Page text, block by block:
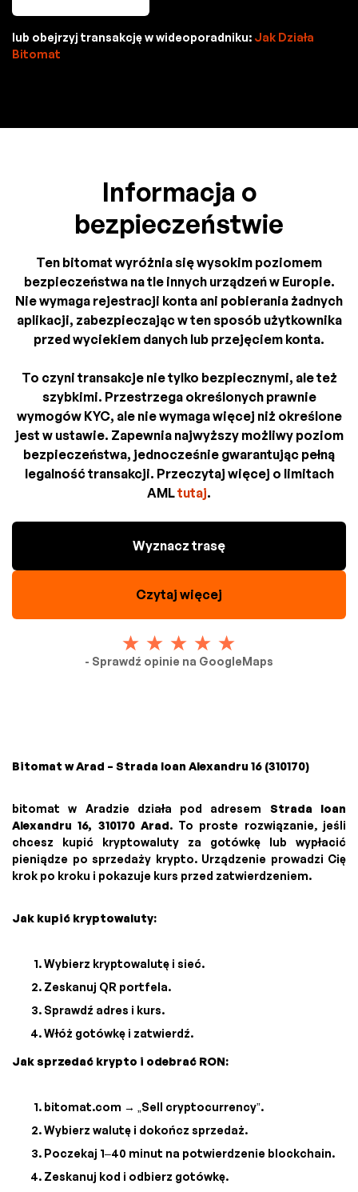
lub obejrzyj transakcję w wideoporadniku: Jak Działa
Bitomat
Informacja o
bezpieczeństwie
Ten bitomat wyróżnia się wysokim poziomem
bezpieczeństwa na tle innych urządzeń w Europie.
Nie wymaga rejestracji konta ani pobierania żadnych
aplikacji, zabezpieczając w ten sposób użytkownika
przed wyciekiem danych lub przejęciem konta.
To czyni transakcje nie tylko bezpiecznymi, ale też
szybkimi. Przestrzega określonych prawnie
wymogów KYC, ale nie wymaga więcej niż określone
jest w ustawie. Zapewnia najwyższy możliwy poziom
bezpieczeństwa, jednocześnie gwarantując pełną
legalność transakcji. Przeczytaj więcej o limitach
AMLtutaj.
Wyznacz trasę
Czytaj więcej
- Sprawdź opinie na GoogleMaps
Bitomat w Arad – Strada Ioan Alexandru 16 (310170)
bitomat w Aradzie działa pod adresem Strada Ioan
Alexandru 16, 310170 Arad. To proste rozwiązanie, jeśli
chcesz kupić kryptowaluty za gotówkę lub wypłacić
pieniądze po sprzedaży krypto. Urządzenie prowadzi Cię
krok po kroku i pokazuje kurs przed zatwierdzeniem.
Jak kupić kryptowaluty:
Wybierz kryptowalutę i sieć.
Zeskanuj QR portfela.
Sprawdź adres i kurs.
Włóż gotówkę i zatwierdź.
Jak sprzedać krypto i odebrać RON:
bitomat.com → „Sell cryptocurrency”.
Wybierz walutę i dokończ sprzedaż.
Poczekaj 1–40 minut na potwierdzenie blockchain.
Zeskanuj kod i odbierz gotówkę.